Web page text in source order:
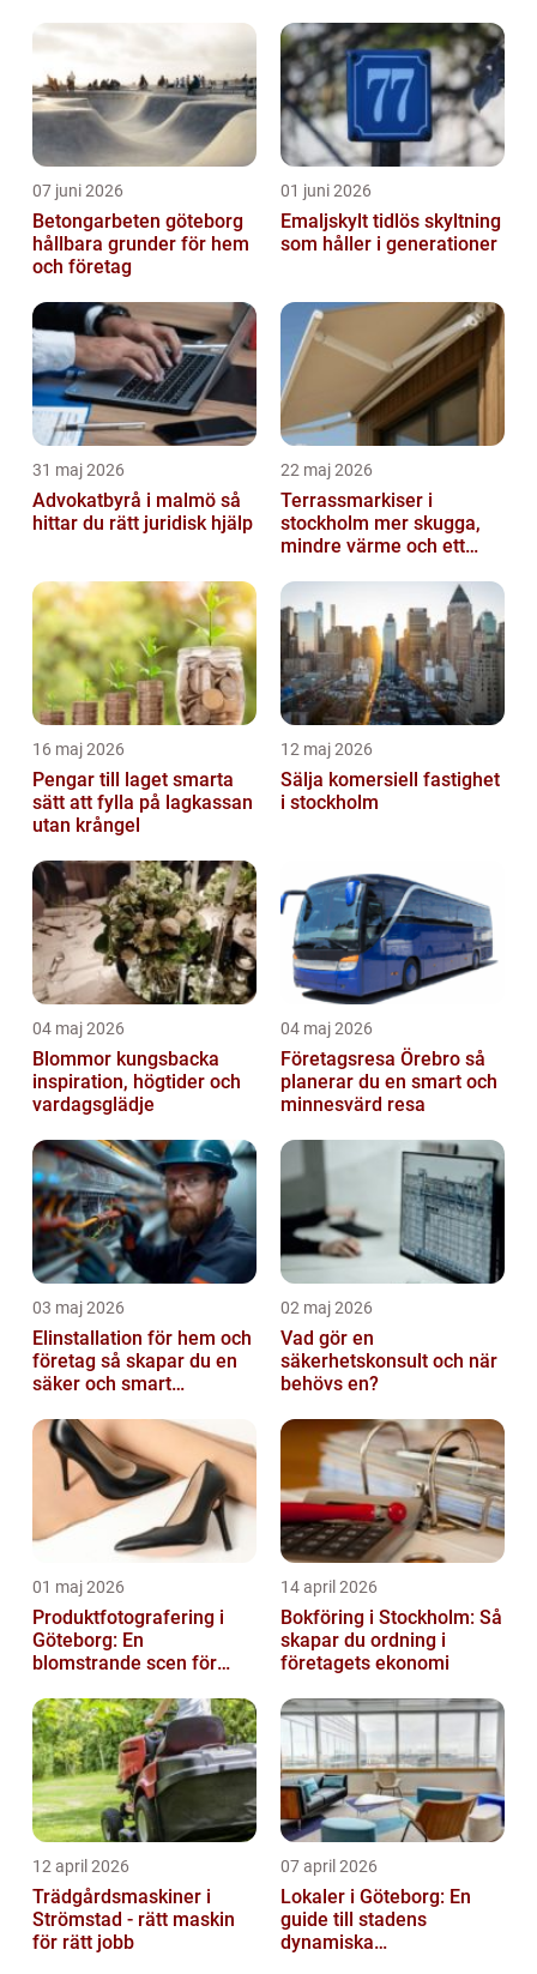
07 juni 2026
Betongarbeten göteborg
hållbara grunder för hem
och företag
01 juni 2026
Emaljskylt tidlös skyltning
som håller i generationer
31 maj 2026
Advokatbyrå i malmö så
hittar du rätt juridisk hjälp
22 maj 2026
Terrassmarkiser i
stockholm mer skugga,
mindre värme och ett
16 maj 2026
Pengar till laget smarta
sätt att fylla på lagkassan
utan krångel
12 maj 2026
Sälja komersiell fastighet
i stockholm
04 maj 2026
Blommor kungsbacka
inspiration, högtider och
vardagsglädje
04 maj 2026
Företagsresa Örebro så
planerar du en smart och
minnesvärd resa
03 maj 2026
Elinstallation för hem och
företag så skapar du en
säker och smart
02 maj 2026
Vad gör en
säkerhetskonsult och när
behövs en?
01 maj 2026
Produktfotografering i
Göteborg: En
blomstrande scen för
14 april 2026
Bokföring i Stockholm: Så
skapar du ordning i
företagets ekonomi
12 april 2026
Trädgårdsmaskiner i
Strömstad - rätt maskin
för rätt jobb
07 april 2026
Lokaler i Göteborg: En
guide till stadens
dynamiska